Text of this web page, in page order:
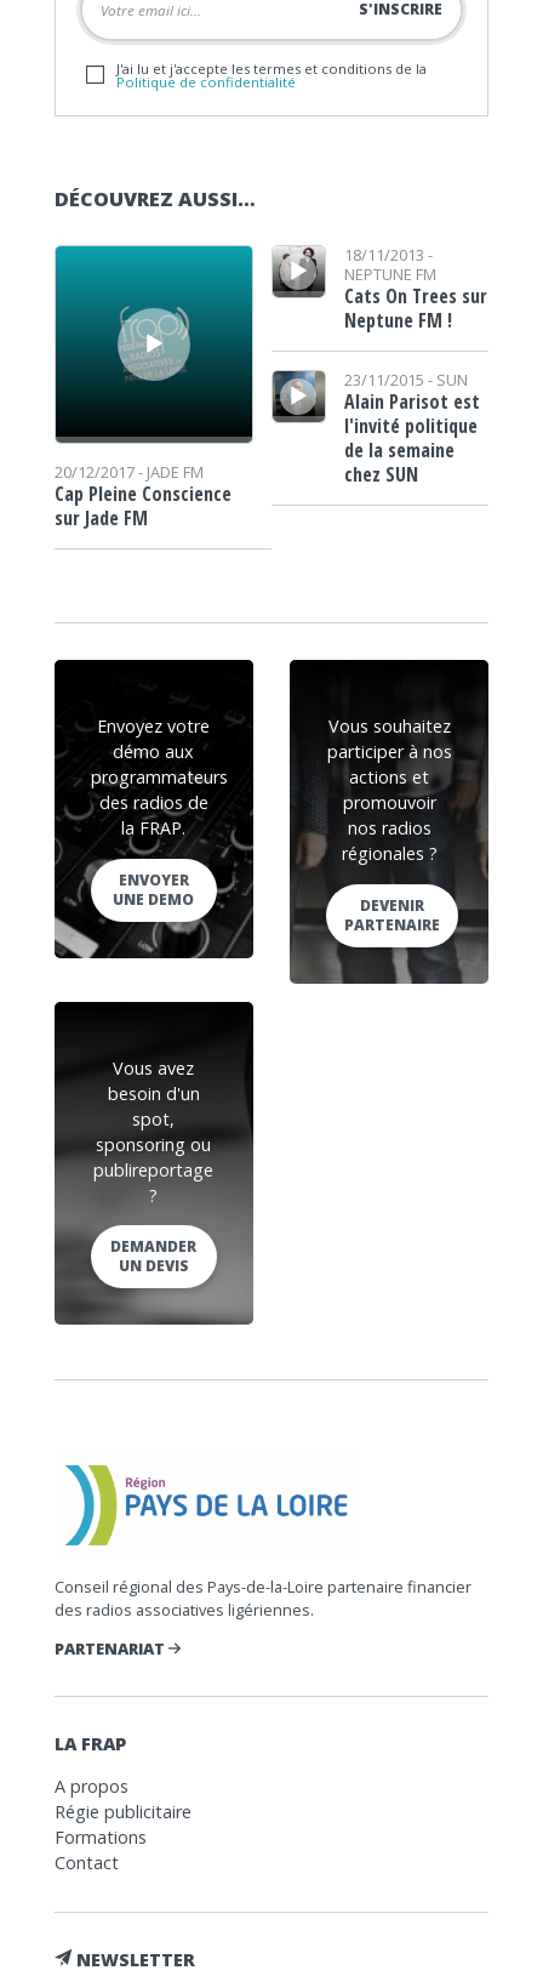
J'ai lu et j'accepte les termes et conditions de la
Politique de confidentialité
DÉCOUVREZ AUSSI…
Lecteur audio
20/12/2017 - JADE FM
Cap Pleine Conscience
sur Jade FM
Lecteur audio18/11/2013 -
NEPTUNE FM
Cats On Trees sur
Neptune FM !
Lecteur audio
23/11/2015 - SUN
Alain Parisot est
l'invité politique
de la semaine
chez SUN
Envoyez votre
démo aux
programmateurs
des radios de
la FRAP.
ENVOYER
UNE DEMO
Vous souhaitez
participer à nos
actions et
promouvoir
nos radios
régionales ?
DEVENIR
PARTENAIRE
Vous avez
besoin d'un
spot,
sponsoring ou
publireportage
?
DEMANDER
UN DEVIS
Conseil régional des Pays-de-la-Loire partenaire financier
des radios associatives ligériennes.
PARTENARIAT
LA FRAP
A propos
Régie publicitaire
Formations
Contact
NEWSLETTER